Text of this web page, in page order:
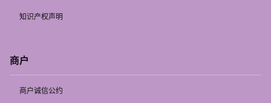
知识产权声明
商户
商户诚信公约